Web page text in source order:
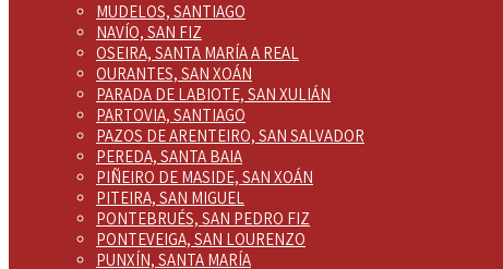
MUDELOS, SANTIAGO
NAVÍO, SAN FIZ
OSEIRA, SANTA MARÍA A REAL
OURANTES, SAN XOÁN
PARADA DE LABIOTE, SAN XULIÁN
PARTOVIA, SANTIAGO
PAZOS DE ARENTEIRO, SAN SALVADOR
PEREDA, SANTA BAIA
PIÑEIRO DE MASIDE, SAN XOÁN
PITEIRA, SAN MIGUEL
PONTEBRUÉS, SAN PEDRO FIZ
PONTEVEIGA, SAN LOURENZO
PUNXÍN, SANTA MARÍA